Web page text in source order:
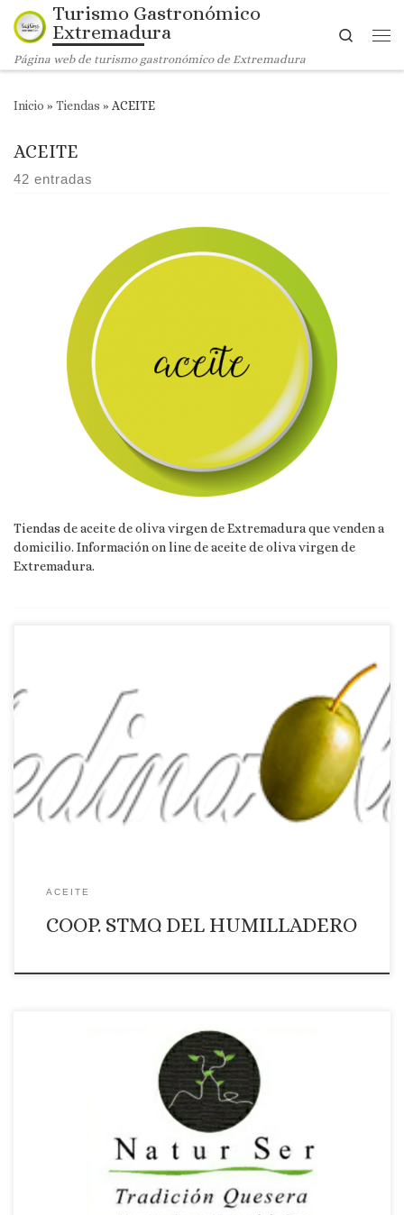
Saltar al contenido
Turismo Gastronómico
Extremadura
Página web de turismo gastronómico de Extremadura
Search
Inicio » Tiendas » ACEITE
ACEITE
42 entradas
Tiendas de aceite de oliva virgen de Extremadura que venden a
domicilio. Información on line de aceite de oliva virgen de
Extremadura.
Página web: Web Correo Electrónico: Contactar por correo
electrónico Teléfono: Teléono: 686985607 Ámbito de
suministro: NACIONAL Productos que ofrece: ACEITES,
ADEREZOS Y VINAGRES Una vez recibido el pedido se prepara
y se envía a su destino y dependiendo del lugar tarda entre 3 y
5 días hábiles
ACEITE
COOP. STMO. DEL HUMILLADERO
Descripción Durante siglos, la explotación ganadera de la raza
Merina en la Comarca de La Serena , ha proporcionado
beneficios tanto a los ganaderos como a la cabaña ovina.
Aquellos vendían lana y leche, y estas mantenían el valor de la
comarca ya que se trata de una raza autóctona. […]